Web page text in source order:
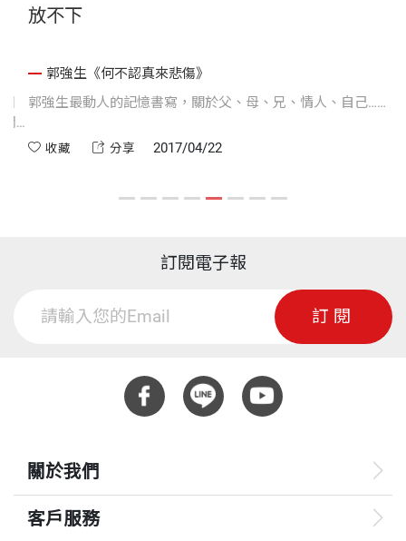
放不下
郭強生《何不認真來悲傷》
郭強生最動人的記憶書寫，關於父、母、兄、情人、自己……
收藏 分享 2017/04/22
訂閱電子報
訂閱
關於我們
客戶服務